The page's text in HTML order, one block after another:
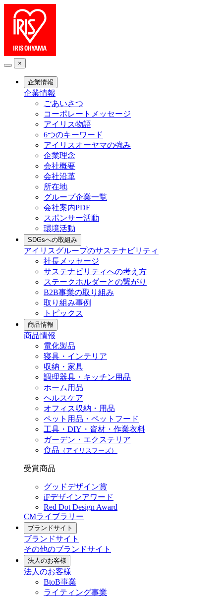
×
企業情報
企業情報
ごあいさつ
コーポレートメッセージ
アイリス物語
6つのキーワード
アイリスオーヤマの強み
企業理念
会社概要
会社沿革
所在地
グループ企業一覧
会社案内PDF
スポンサー活動
環境活動
SDGsへの取組み
アイリスグループのサステナビリティ
社長メッセージ
サステナビリティへの考え方
ステークホルダーとの繋がり
B2B事業の取り組み
取り組み事例
トピックス
商品情報
商品情報
電化製品
寝具・インテリア
収納・家具
調理器具・キッチン用品
ホーム用品
ヘルスケア
オフィス収納・用品
ペット用品・ペットフード
工具・DIY・資材・作業衣料
ガーデン・エクステリア
食品 （アイリスフーズ）
受賞商品
グッドデザイン賞
iFデザインアワード
Red Dot Design Award
CMライブラリー
ブランドサイト
ブランドサイト
その他のブランドサイト
法人のお客様
法人のお客様
BtoB事業
ライティング事業